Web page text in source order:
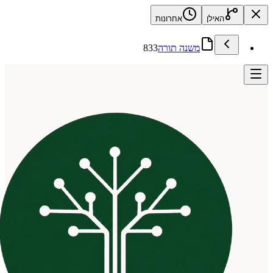
האילן אחרונות
משנה תורה833